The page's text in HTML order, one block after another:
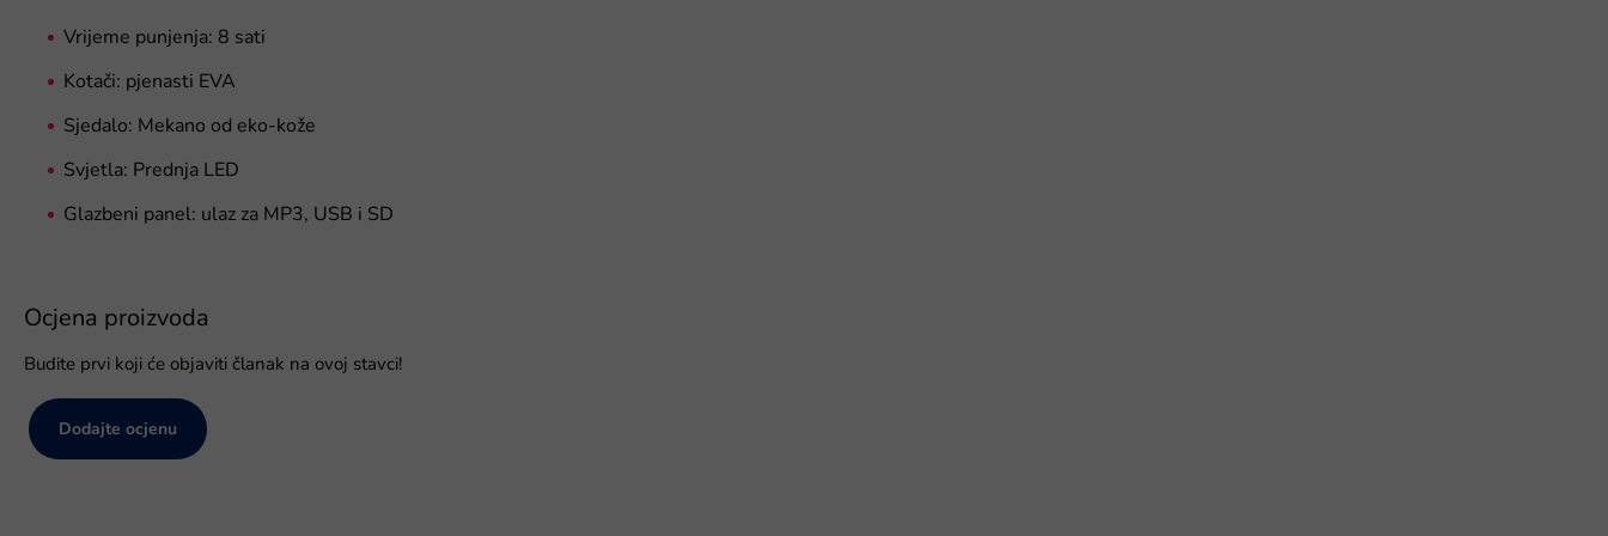
Vrijeme punjenja: 8 sati
Kotači: pjenasti EVA
Sjedalo: Mekano od eko-kože
Svjetla: Prednja LED
Glazbeni panel: ulaz za MP3, USB i SD
Ocjena proizvoda
Budite prvi koji će objaviti članak na ovoj stavci!
Dodajte ocjenu